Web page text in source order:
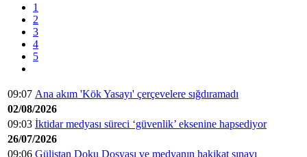
1
2
3
4
5
09:07 Ana akım 'Kök Yasayı' çerçevelere sığdıramadı
02/08/2026
09:03 İktidar medyası süreci ‘güvenlik’ eksenine hapsediyor
26/07/2026
09:06 Gülistan Doku Dosyası ve medyanın hakikat sınavı